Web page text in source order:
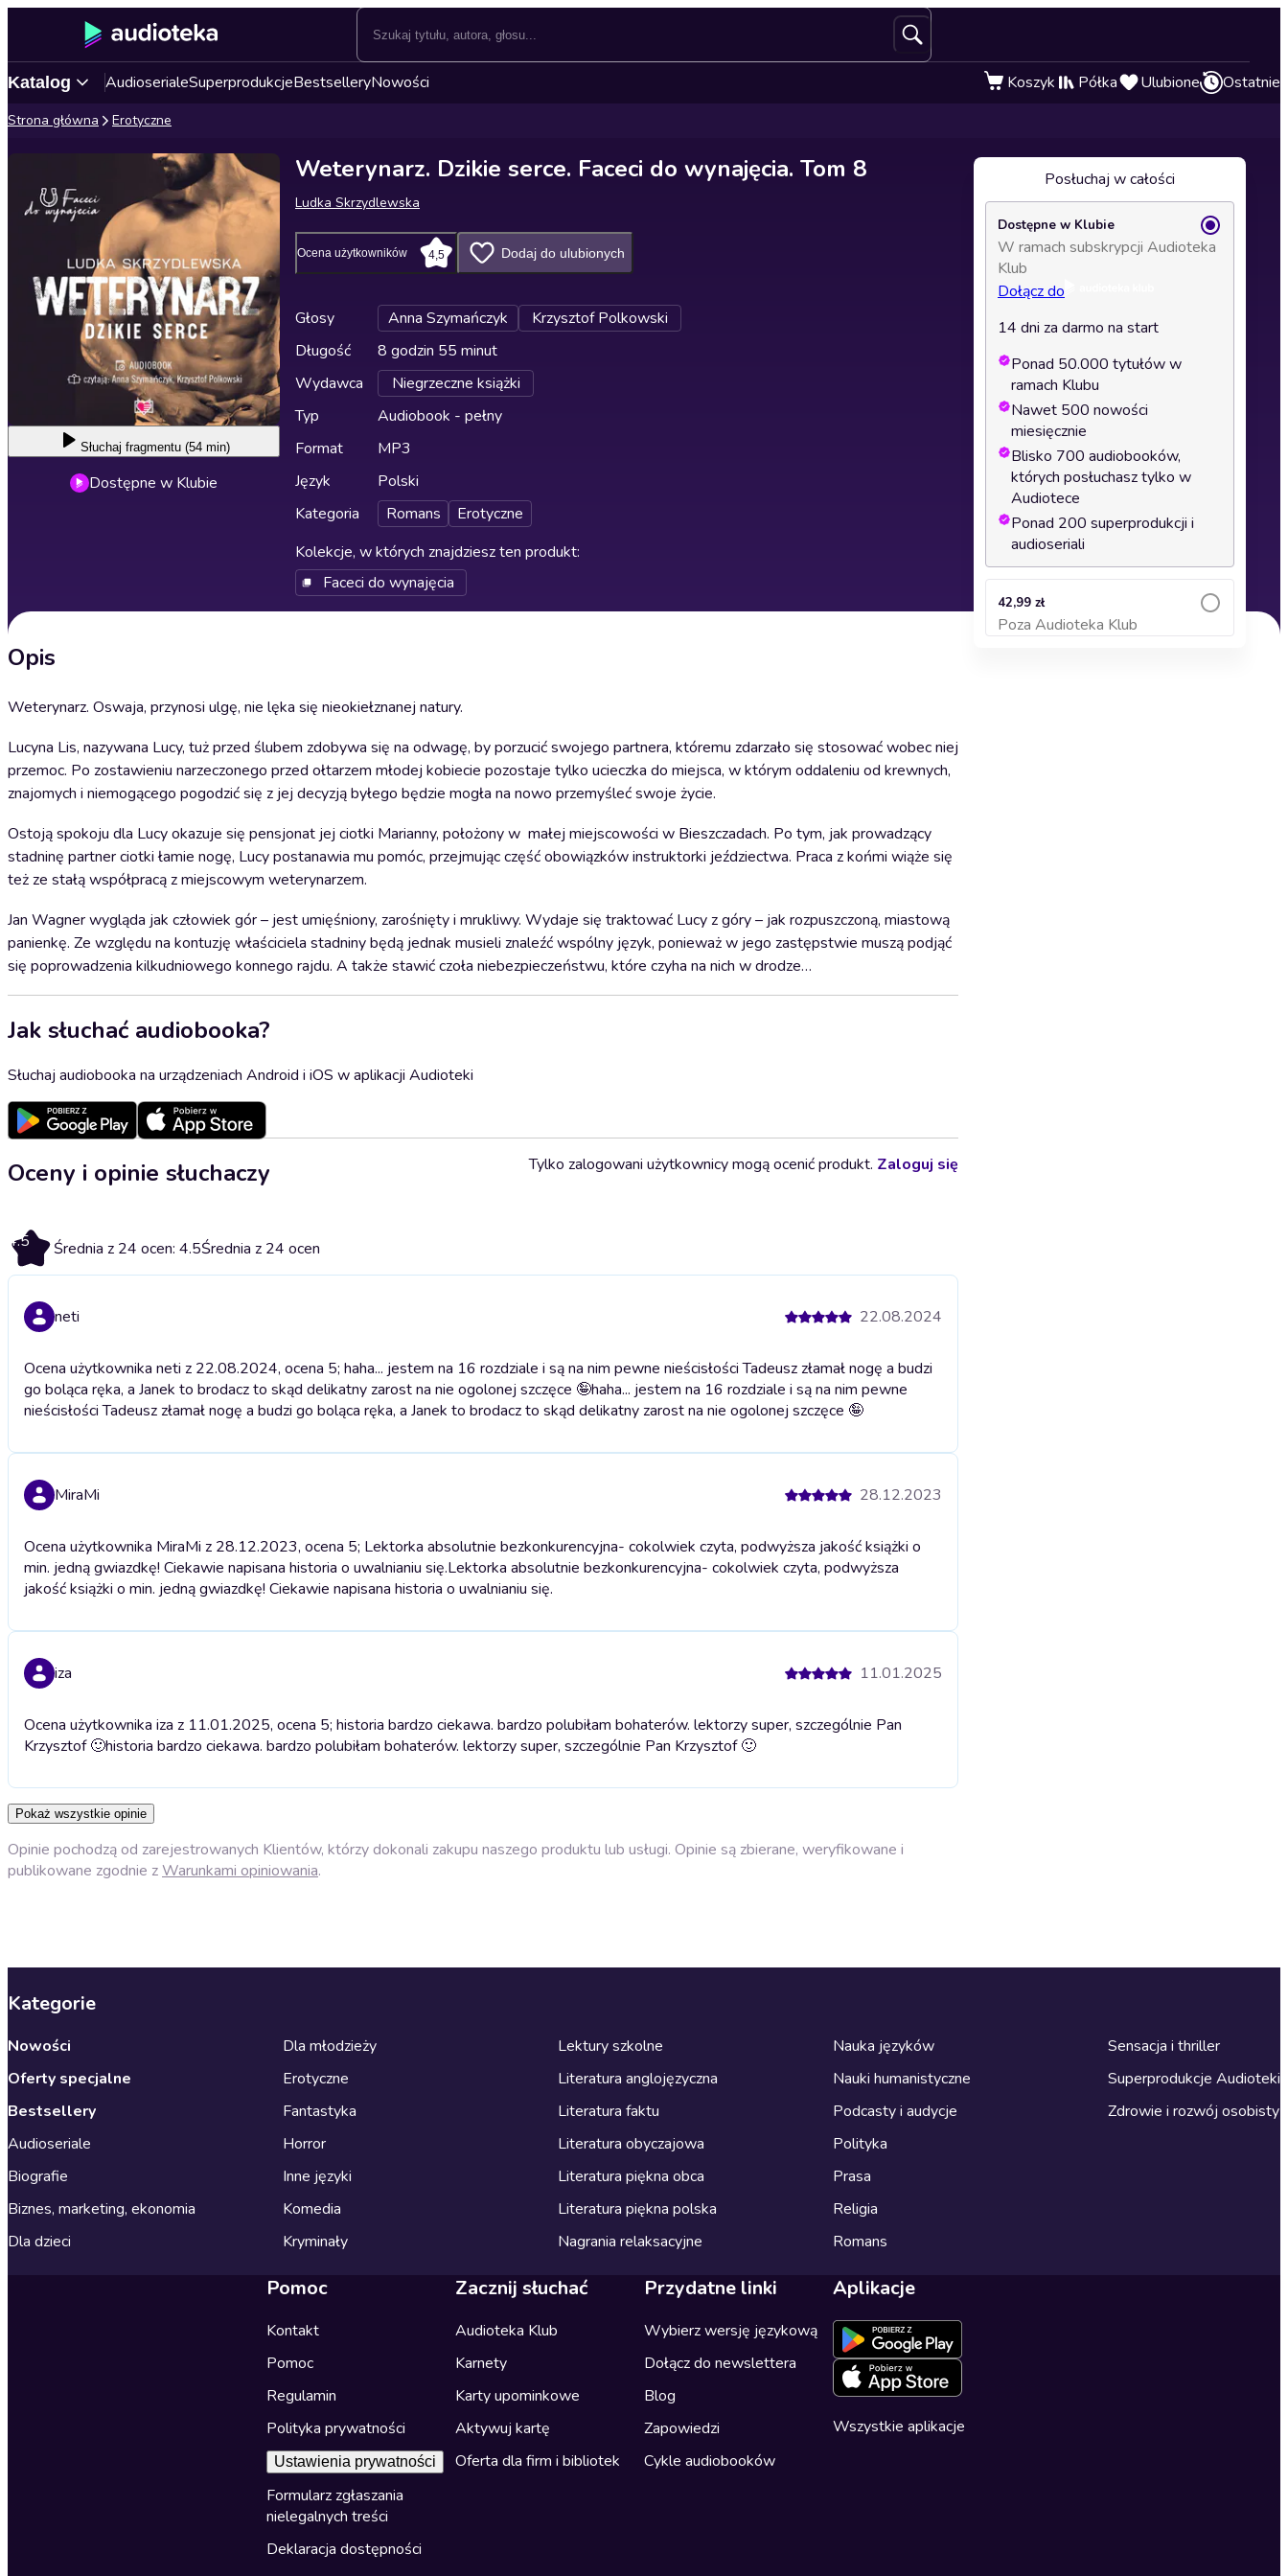
Katalog AudioserialeSuperprodukcjeBestselleryNowości Koszyk Półka Ulubione Ostatnie
Strona główna Erotyczne
Słuchaj fragmentu (54 min)
Dostępne w Klubie
Weterynarz. Dzikie serce. Faceci do wynajęcia. Tom 8
Ludka Skrzydlewska
Ocena użytkowników 4,5 Dodaj do ulubionych
Głosy Anna Szymańczyk
Krzysztof Polkowski
Długość
8 godzin 55 minut
Wydawca
Niegrzeczne książki
Typ
Audiobook - pełny
Format
MP3
Język
Polski
Kategoria
Romans
Erotyczne
Kolekcje, w których znajdziesz ten produkt:
Faceci do wynajęcia
Opis
Weterynarz. Oswaja, przynosi ulgę, nie lęka się nieokiełznanej natury.
Lucyna Lis, nazywana Lucy, tuż przed ślubem zdobywa się na odwagę, by porzucić swojego partnera, któremu zdarzało się stosować wobec niej
przemoc. Po zostawieniu narzeczonego przed ołtarzem młodej kobiecie pozostaje tylko ucieczka do miejsca, w którym oddaleniu od krewnych,
znajomych i niemogącego pogodzić się z jej decyzją byłego będzie mogła na nowo przemyśleć swoje życie.
Ostoją spokoju dla Lucy okazuje się pensjonat jej ciotki Marianny, położony w małej miejscowości w Bieszczadach. Po tym, jak prowadzący
stadninę partner ciotki łamie nogę, Lucy postanawia mu pomóc, przejmując część obowiązków instruktorki jeździectwa. Praca z końmi wiąże się
też ze stałą współpracą z miejscowym weterynarzem.
Jan Wagner wygląda jak człowiek gór – jest umięśniony, zarośnięty i mrukliwy. Wydaje się traktować Lucy z góry – jak rozpuszczoną, miastową
panienkę. Ze względu na kontuzję właściciela stadniny będą jednak musieli znaleźć wspólny język, ponieważ w jego zastępstwie muszą podjąć
się poprowadzenia kilkudniowego konnego rajdu. A także stawić czoła niebezpieczeństwu, które czyha na nich w drodze…
Jak słuchać audiobooka?
Słuchaj audiobooka na urządzeniach Android i iOS w aplikacji Audioteki
Oceny i opinie słuchaczy
4.5 Średnia z 24 ocen: 4.5Średnia z 24 ocen
Tylko zalogowani użytkownicy mogą ocenić produkt. Zaloguj się
neti 22.08.2024
Ocena użytkownika neti z 22.08.2024, ocena 5; haha... jestem na 16 rozdziale i są na nim pewne nieścisłości Tadeusz złamał nogę a budzi
go boląca ręka, a Janek to brodacz to skąd delikatny zarost na nie ogolonej szczęce 🤪haha... jestem na 16 rozdziale i są na nim pewne
nieścisłości Tadeusz złamał nogę a budzi go boląca ręka, a Janek to brodacz to skąd delikatny zarost na nie ogolonej szczęce 🤪
MiraMi 28.12.2023
Ocena użytkownika MiraMi z 28.12.2023, ocena 5; Lektorka absolutnie bezkonkurencyjna- cokolwiek czyta, podwyższa jakość książki o
min. jedną gwiazdkę! Ciekawie napisana historia o uwalnianiu się.Lektorka absolutnie bezkonkurencyjna- cokolwiek czyta, podwyższa
jakość książki o min. jedną gwiazdkę! Ciekawie napisana historia o uwalnianiu się.
iza 11.01.2025
Ocena użytkownika iza z 11.01.2025, ocena 5; historia bardzo ciekawa. bardzo polubiłam bohaterów. lektorzy super, szczególnie Pan
Krzysztof 🙂historia bardzo ciekawa. bardzo polubiłam bohaterów. lektorzy super, szczególnie Pan Krzysztof 🙂
Pokaż wszystkie opinie
Opinie pochodzą od zarejestrowanych Klientów, którzy dokonali zakupu naszego produktu lub usługi. Opinie są zbierane, weryfikowane i
publikowane zgodnie zWarunkami opiniowania.
Posłuchaj w całości
Dostępne w Klubie
W ramach subskrypcji Audioteka
Klub
Dołącz do
14 dni za darmo na start
Ponad 50.000 tytułów w
ramach Klubu
Nawet 500 nowości
miesięcznie
Blisko 700 audiobooków,
których posłuchasz tylko w
Audiotece
Ponad 200 superprodukcji i
audioseriali
42,99 zł
Poza Audioteka Klub
Dodaj do koszyka
Kategorie
Nowości
Oferty specjalne
Bestsellery
Audioseriale
Biografie
Biznes, marketing, ekonomia
Dla dzieci
Dla młodzieży
Erotyczne
Fantastyka
Horror
Inne języki
Komedia
Kryminały
Lektury szkolne
Literatura anglojęzyczna
Literatura faktu
Literatura obyczajowa
Literatura piękna obca
Literatura piękna polska
Nagrania relaksacyjne
Nauka języków
Nauki humanistyczne
Podcasty i audycje
Polityka
Prasa
Religia
Romans
Sensacja i thriller
Superprodukcje Audioteki
Zdrowie i rozwój osobisty
Pomoc
Kontakt
Pomoc
Regulamin
Polityka prywatności
Ustawienia prywatności
Formularz zgłaszania
nielegalnych treści
Deklaracja dostępności
Zacznij słuchać
Audioteka Klub
Karnety
Karty upominkowe
Aktywuj kartę
Oferta dla firm i bibliotek
Przydatne linki
Wybierz wersję językową
Dołącz do newslettera
Blog
Zapowiedzi
Cykle audiobooków
Aplikacje
Wszystkie aplikacje